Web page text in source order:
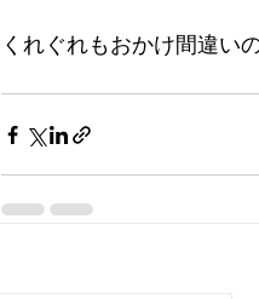
くれぐれもおかけ間違い